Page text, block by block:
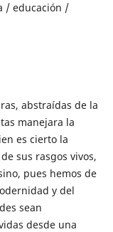
/ educación /
abstraídas de la
manejara la
es cierto la
sus rasgos vivos,
pues hemos de
y del
sean
desde una